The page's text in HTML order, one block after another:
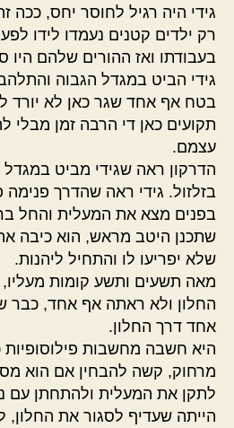
גידי היה רגיל לחוסר יחס, ככה
רק ילדים קטנים נעמדו לידו
בעבודתו ואז ההורים שלהם
גידי הביט במגדל הגבוה
בטח אף אחד שגר כאן לא יורד
תקועים כאן די הרבה זמן מבלי
עצמם.
הדרקון ראה שגידי מביט במגדל
בזלזול. גידי ראה שהדרך פנימה
בפנים מצא את המעלית והחל
שתכנן היטב מראש, הוא כיבה
שלא יפריעו לו והתחיל ליהנות.
מאה תשעים ותשע קומות
החלון ולא ראתה אף אחד, כבר
אחד דרך החלון.
היא חשבה מחשבות פילוסופיות
מרחוק, קשה להבחין אם הוא
לתקן את המעלית ולהתחתן עם
הייתה שעדיף לסגור את החלון,